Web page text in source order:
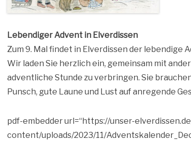
Leben­di­ger Advent in Elverdissen
Zum 9. Mal fin­det in Elver­dis­sen der leben­di­ge
Wir laden Sie herz­lich ein, gemein­sam mit
advent­li­che Stun­de zu ver­brin­gen. Sie
Punsch, gute Lau­ne und Lust auf anre­gen­de
pdf-embedder url=“https://unser-
content/uploads/2023/11/